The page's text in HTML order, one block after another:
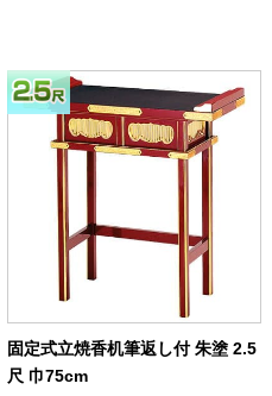
固定式立焼香机筆返し付 朱塗 2.5
尺 巾75cm